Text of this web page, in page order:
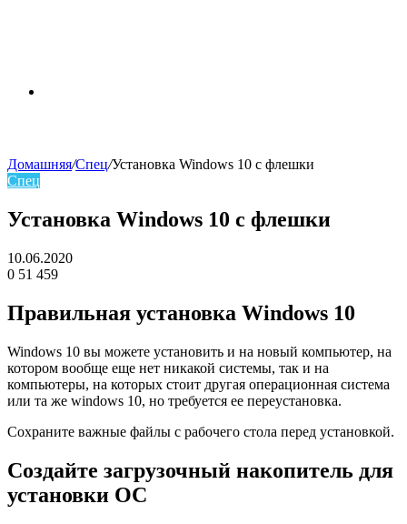
Домашняя/Спец/Установка Windows 10 с флешки
Спец
Установка Windows 10 с флешки
10.06.2020
0 51 459
Правильная установка Windows 10
Windows 10 вы можете установить и на новый компьютер, на
котором вообще еще нет никакой системы, так и на
компьютеры, на которых стоит другая операционная система
или та же windows 10, но требуется ее переустановка.
Сохраните важные файлы с рабочего стола перед установкой.
Создайте загрузочный накопитель для
установки ОС